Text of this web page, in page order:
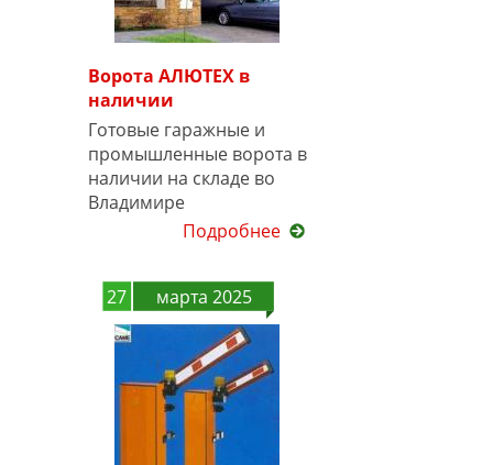
Ворота АЛЮТЕХ в
наличии
Готовые гаражные и
промышленные ворота в
наличии на складе во
Владимире
Подробнее
27 марта 2025